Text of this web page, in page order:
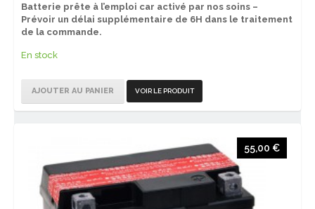
Batterie prête à l’emploi car activé par nos soins –
Prévoir un délai supplémentaire de 6H dans le traitement
de la commande.
En stock
AJOUTER AU PANIER VOIR LE PRODUIT
55,00 €